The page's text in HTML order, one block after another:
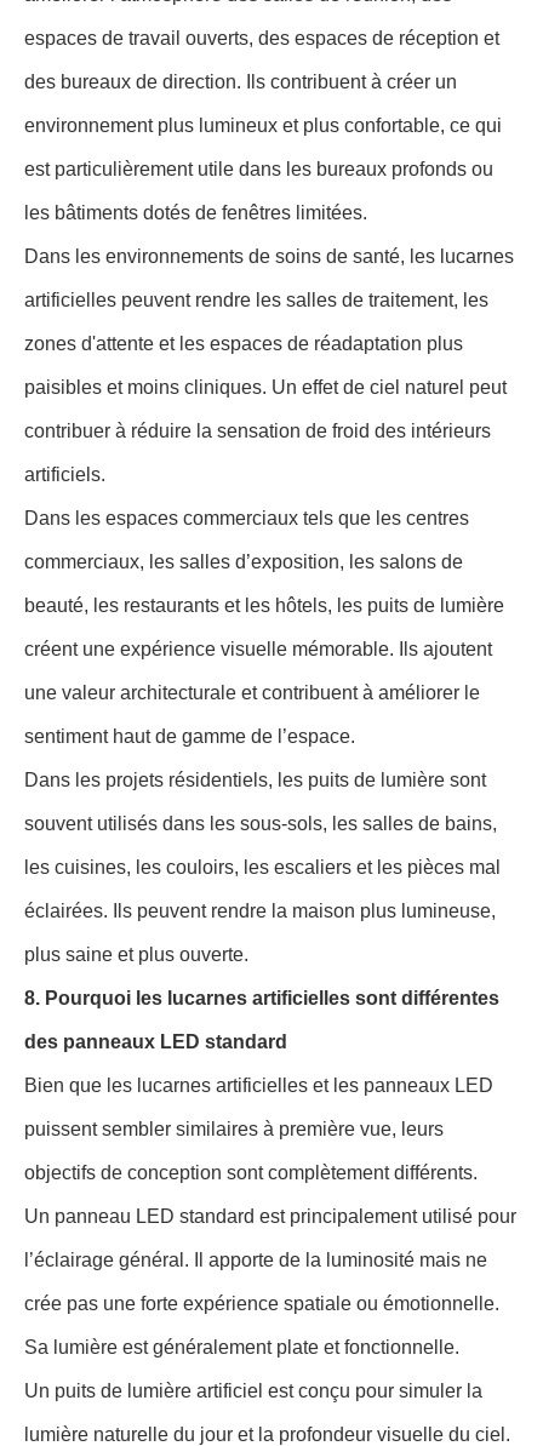
espaces de travail ouverts, des espaces de réception et
des bureaux de direction. Ils contribuent à créer un
environnement plus lumineux et plus confortable, ce qui
est particulièrement utile dans les bureaux profonds ou
les bâtiments dotés de fenêtres limitées.
Dans les environnements de soins de santé, les lucarnes
artificielles peuvent rendre les salles de traitement, les
zones d'attente et les espaces de réadaptation plus
paisibles et moins cliniques. Un effet de ciel naturel peut
contribuer à réduire la sensation de froid des intérieurs
artificiels.
Dans les espaces commerciaux tels que les centres
commerciaux, les salles d’exposition, les salons de
beauté, les restaurants et les hôtels, les puits de lumière
créent une expérience visuelle mémorable. Ils ajoutent
une valeur architecturale et contribuent à améliorer le
sentiment haut de gamme de l’espace.
Dans les projets résidentiels, les puits de lumière sont
souvent utilisés dans les sous-sols, les salles de bains,
les cuisines, les couloirs, les escaliers et les pièces mal
éclairées. Ils peuvent rendre la maison plus lumineuse,
plus saine et plus ouverte.
8. Pourquoi les lucarnes artificielles sont différentes
des panneaux LED standard
Bien que les lucarnes artificielles et les panneaux LED
puissent sembler similaires à première vue, leurs
objectifs de conception sont complètement différents.
Un panneau LED standard est principalement utilisé pour
l’éclairage général. Il apporte de la luminosité mais ne
crée pas une forte expérience spatiale ou émotionnelle.
Sa lumière est généralement plate et fonctionnelle.
Un puits de lumière artificiel est conçu pour simuler la
lumière naturelle du jour et la profondeur visuelle du ciel.